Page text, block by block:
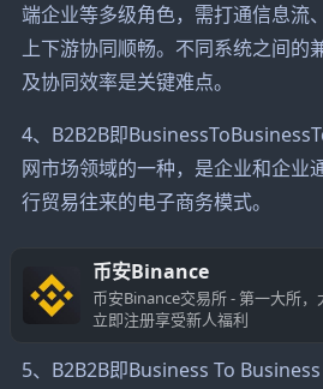
端企业等多级角色，需打通信息流
上下游协同顺畅。不同系统之间的
及协同效率是关键难点。
4、B2B2B即
网市场领域的一种，是企业和企业
行贸易往来的电子商务模式。
币安Binance
币安Binance交易所 - 第一大所，
立即注册享受新人福利
5、B2B2B即Business To